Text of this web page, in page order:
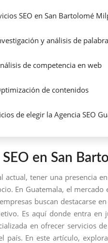
SEO en San Bartolomé
y análisis de
de competencia en web
de contenidos
de elegir la Agencia SEO
en San
actual, tener una presencia
En Guatemala, el
buscan destacarse
Es aquí donde entra en
en ofrecer servicios
país. En este artículo,